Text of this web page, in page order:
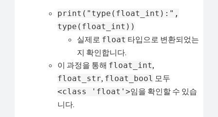
print("type(float_int):",
type(float_int))
실제로 float 타입으로 변환되었는
지 확인합니다.
이 과정을 통해 float_int,
float_str, float_bool 모두
<class 'float'>임을 확인할 수 있습
니다.